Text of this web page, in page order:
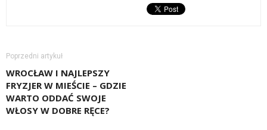
Poprzedni artykuł
WROCŁAW I NAJLEPSZY
FRYZJER W MIEŚCIE – GDZIE
WARTO ODDAĆ SWOJE
WŁOSY W DOBRE RĘCE?